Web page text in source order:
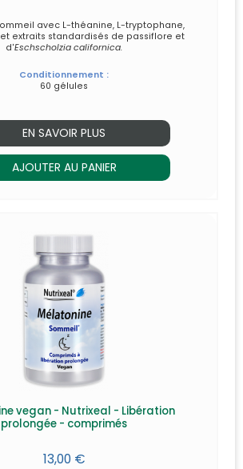
avec L-théanine, L-tryptophane,
extraits standardisés de passiflore et
d'Eschscholzia californica.
Conditionnement :
60 gélules
EN SAVOIR PLUS
AJOUTER AU PANIER
vegan - Nutrixeal - Libération
prolongée - comprimés
13,00 €